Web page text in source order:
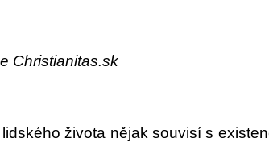
Christianitas.sk
života nějak souvisí s